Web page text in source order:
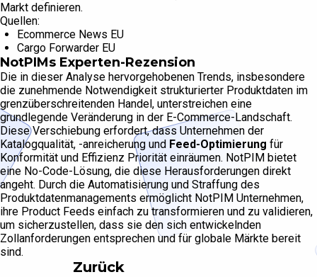
Markt definieren.
Quellen:
Ecommerce News EU
Cargo Forwarder EU
NotPIMs Experten-Rezension
Die in dieser Analyse hervorgehobenen Trends, insbesondere
die zunehmende Notwendigkeit strukturierter Produktdaten im
grenzüberschreitenden Handel, unterstreichen eine
grundlegende Veränderung in der E-Commerce-Landschaft.
Diese Verschiebung erfordert, dass Unternehmen der
Katalogqualität, -anreicherung und Feed-Optimierung für
Konformität und Effizienz Priorität einräumen. NotPIM bietet
eine No-Code-Lösung, die diese Herausforderungen direkt
angeht. Durch die Automatisierung und Straffung des
Produktdatenmanagements ermöglicht NotPIM Unternehmen,
ihre Product Feeds einfach zu transformieren und zu validieren,
um sicherzustellen, dass sie den sich entwickelnden
Zollanforderungen entsprechen und für globale Märkte bereit
sind.
Zurück